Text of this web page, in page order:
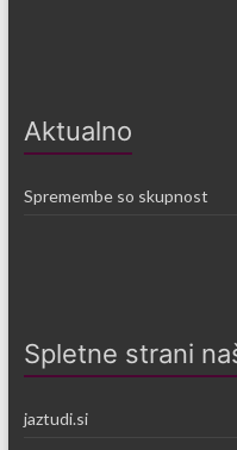
Aktualno
Spremembe so skupnost
Spletne strani
jaztudi.si